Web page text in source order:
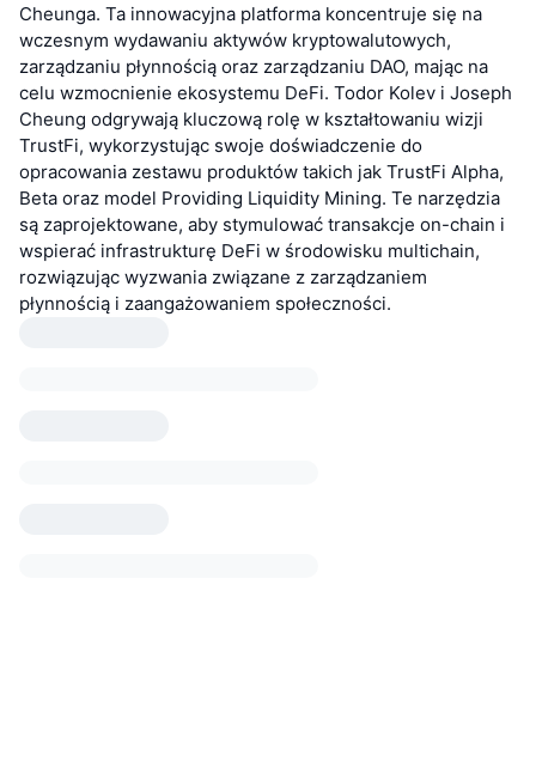
Cheunga. Ta innowacyjna platforma koncentruje się na
wczesnym wydawaniu aktywów kryptowalutowych,
zarządzaniu płynnością oraz zarządzaniu DAO, mając na
celu wzmocnienie ekosystemu DeFi. Todor Kolev i Joseph
Cheung odgrywają kluczową rolę w kształtowaniu wizji
TrustFi, wykorzystując swoje doświadczenie do
opracowania zestawu produktów takich jak TrustFi Alpha,
Beta oraz model Providing Liquidity Mining. Te narzędzia
są zaprojektowane, aby stymulować transakcje on-chain i
wspierać infrastrukturę DeFi w środowisku multichain,
rozwiązując wyzwania związane z zarządzaniem
płynnością i zaangażowaniem społeczności.